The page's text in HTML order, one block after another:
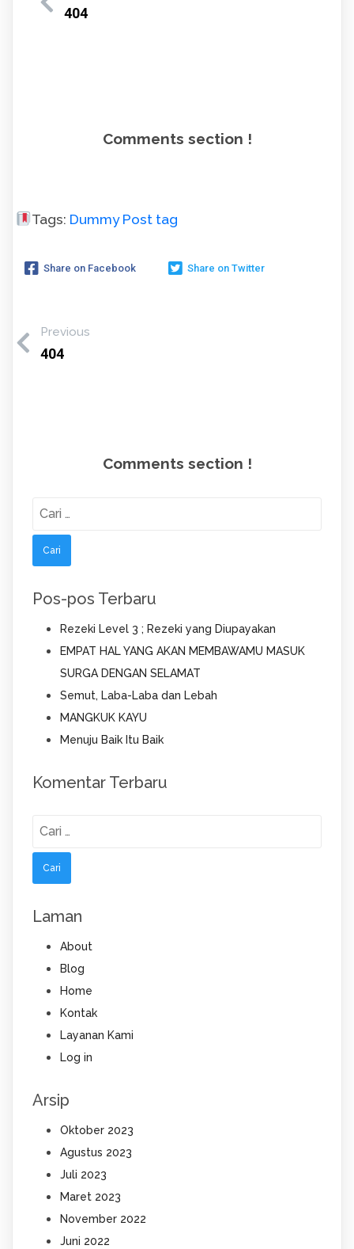
404
Comments section !
Tags: Dummy Post tag
Share on Facebook Share on Twitter
Previous
404
Comments section !
Cari
Pos-pos Terbaru
Rezeki Level 3 ; Rezeki yang Diupayakan
EMPAT HAL YANG AKAN MEMBAWAMU MASUK
SURGA DENGAN SELAMAT
Semut, Laba-Laba dan Lebah
MANGKUK KAYU
Menuju Baik Itu Baik
Komentar Terbaru
Cari
Laman
About
Blog
Home
Kontak
Layanan Kami
Log in
Arsip
Oktober 2023
Agustus 2023
Juli 2023
Maret 2023
November 2022
Juni 2022